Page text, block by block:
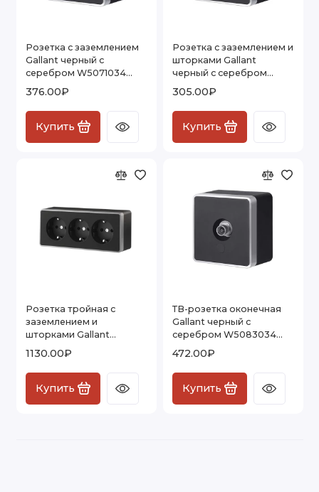
Розетка с заземлением
Gallant черный с
серебром W5071034
376.00₽
Купить
Розетка с заземлением и
шторками Gallant
черный с серебром
305.00₽
Купить
Розетка тройная с
заземлением и
шторками Gallant
W5073134
1130.00₽
Купить
ТВ-розетка оконечная
Gallant черный с
серебром W5083034
472.00₽
Купить